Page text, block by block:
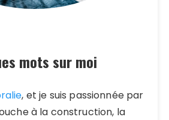
mots sur moi
, et je suis passionnée par
à la construction, la